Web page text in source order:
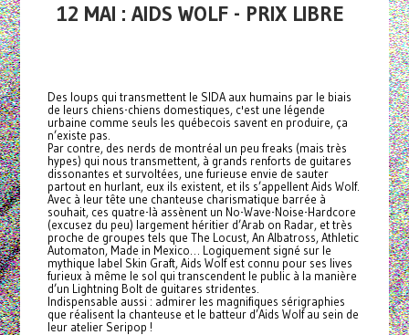
12 MAI : AIDS WOLF - PRIX LIBRE
Des loups qui transmettent le SIDA aux humains par le biais
de leurs chiens-chiens domestiques, c'est une légende
urbaine comme seuls les québecois savent en produire, ça
n’existe pas.
Par contre, des nerds de montréal un peu freaks (mais très
hypes) qui nous transmettent, à grands renforts de guitares
dissonantes et survoltées, une furieuse envie de sauter
partout en hurlant, eux ils existent, et ils s’appellent Aids Wolf.
Avec à leur tête une chanteuse charismatique barrée à
souhait, ces quatre-là assènent un No-Wave-Noise-Hardcore
(excusez du peu) largement héritier d’Arab on Radar, et très
proche de groupes tels que The Locust, An Albatross, Athletic
Automaton, Made in Mexico… Logiquement signé sur le
mythique label Skin Graft, Aids Wolf est connu pour ses lives
furieux à même le sol qui transcendent le public à la manière
d’un Lightning Bolt de guitares stridentes.
Indispensable aussi : admirer les magnifiques sérigraphies
que réalisent la chanteuse et le batteur d’Aids Wolf au sein de
leur atelier Seripop !